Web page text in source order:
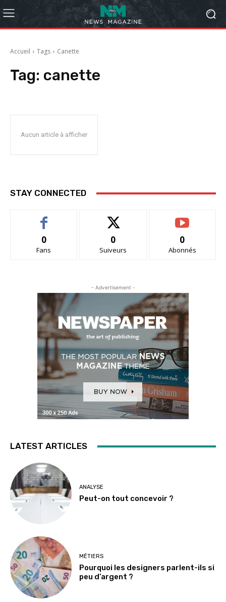
Accueil Tags Canette
Tag: canette
Aucun article à afficher
STAY CONNECTED
0
Fans
0
Suiveurs
0
Abonnés
- Advertisement -
LATEST ARTICLES
ANALYSE
Peut-on tout concevoir ?
MÉTIERS
Pourquoi les designers parlent-ils si
peu d’argent ?